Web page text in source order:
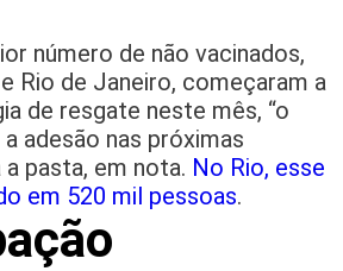
número de não vacinados,
Rio de Janeiro, começaram a
de resgate neste mês, “o
adesão nas próximas
a pasta, em nota. No Rio, esse
em 520 mil pessoas.